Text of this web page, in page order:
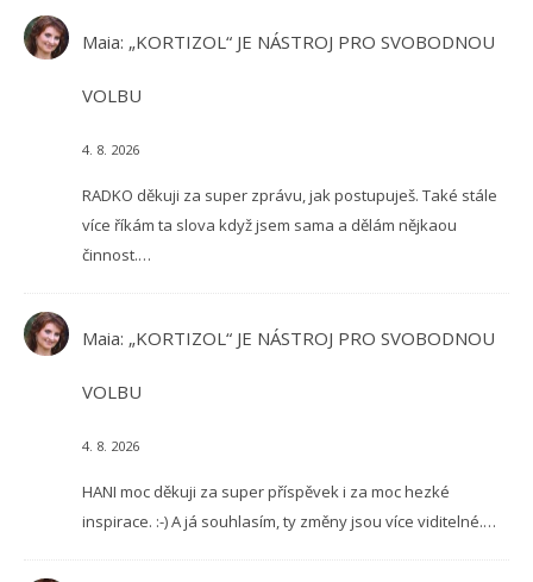
Maia: „KORTIZOL“ JE NÁSTROJ PRO SVOBODNOU
VOLBU
4. 8. 2026
RADKO děkuji za super zprávu, jak postupuješ. Také stále
více říkám ta slova když jsem sama a dělám nějkaou
činnost.…
Maia: „KORTIZOL“ JE NÁSTROJ PRO SVOBODNOU
VOLBU
4. 8. 2026
HANI moc děkuji za super příspěvek i za moc hezké
inspirace. :-) A já souhlasím, ty změny jsou více viditelné.…